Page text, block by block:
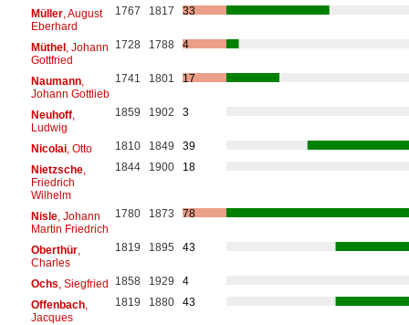
Müller, August
Eberhard
1767 1817 33
Müthel, Johann
Gottfried
1728 1788 4
Naumann,
Johann Gottlieb
1741 1801 17
Neuhoff,
Ludwig
1859 1902 3
Nicolai, Otto 1810 1849
39
Nietzsche,
Friedrich
Wilhelm
1844 1900 18
Nisle, Johann
Martin Friedrich
1780 1873 78
Oberthür,
Charles
1819 1895 43
Ochs , Siegfried 1858 1929
4
Offenbach,
Jacques
1819 1880 43